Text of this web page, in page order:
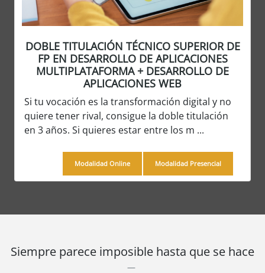
DOBLE TITULACIÓN TÉCNICO SUPERIOR DE
FP EN DESARROLLO DE APLICACIONES
MULTIPLATAFORMA + DESARROLLO DE
APLICACIONES WEB
Si tu vocación es la transformación digital y no
quiere tener rival, consigue la doble titulación
en 3 años. Si quieres estar entre los m ...
Modalidad Online Modalidad Presencial
Siempre parece imposible hasta que se hace